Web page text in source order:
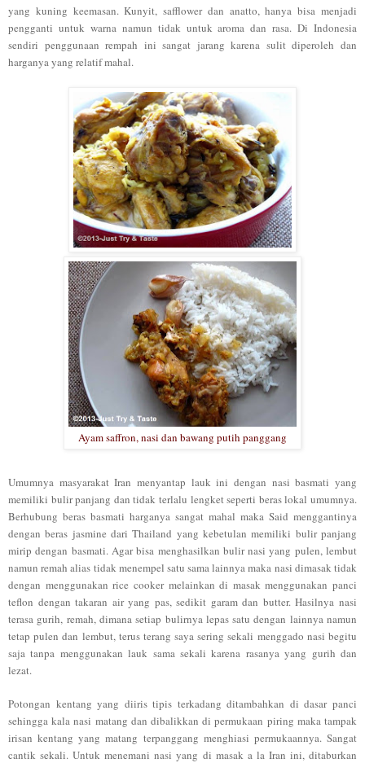
yang kuning keemasan. Kunyit, safflower dan anatto, hanya bisa menjadi
pengganti untuk warna namun tidak untuk aroma dan rasa. Di Indonesia
sendiri penggunaan rempah ini sangat jarang karena sulit diperoleh dan
harganya yang relatif mahal.
Ayam saffron, nasi dan bawang putih panggang
Umumnya masyarakat Iran menyantap lauk ini dengan nasi basmati yang
memiliki bulir panjang dan tidak terlalu lengket seperti beraslokal umumnya.
Berhubung beras basmati harganya sangat mahal maka Said menggantinya
dengan beras jasmine dari Thailand yang kebetulan memiliki bulir panjang
mirip dengan basmati. Agarbisa menghasilkan bulir nasi yang pulen, lembut
namun remah alias tidak menempel satu sama lainnya maka nasi dimasaktidak
dengan menggunakan rice cooker melainkan di masak menggunakan panci
teflon dengan takaran air yang pas, sedikit garam dan butter. Hasilnya nasi
terasa gurih, remah, dimana setiap bulirnya lepas satu dengan lainnyanamun
tetap pulen dan lembut, terus terang saya sering sekali menggado nasibegitu
saja tanpa menggunakan lauk sama sekali karena rasanya yang gurih dan
lezat.
Potongan kentang yang diiris tipis terkadang ditambahkan di dasar panci
sehingga kala nasi matang dan dibalikkan di permukaan piring maka tampak
irisan kentangyang matang terpanggang menghiasi permukaannya.Sangat
cantik sekali. Untuk menemani nasiyang di masak a la Iran ini, ditaburkan